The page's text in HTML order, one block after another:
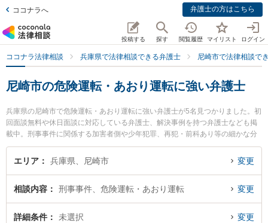
ココナラへ 弁護士の方はこちら
投稿する 探す 閲覧履歴 マイリスト ログイン
ココナラ法律相談 兵庫県で法律相談できる弁護士 尼崎市で法律相談で
尼崎市の危険運転・あおり運転に強い弁護士
兵庫県の尼崎市で危険運転・あおり運転に強い弁護士が5名見つかりました。初
回面談無料や休日面談に対応している弁護士、解決事例を持つ弁護士なども掲
載中。刑事事件に関係する加害者側や少年犯罪、再犯・前科あり等の細かな分
野での絞り込み検索もでき便利です。特にエイト法律事務所の西山 勝博弁護士
やかつら綜合法律事務所の桂 典之弁護士、清藤法律事務所の清藤 律司弁護士の
したい』『危険運転・あおり運転のトラブル解決の実績豊富な近くの弁護士を
検索したい』『初回相談無料で危険運転・あおり運転を法律相談できる尼崎市
内の弁護士に相談予約したい』などでお困りの相談者さんにおすすめです。
エリア 兵庫県、尼崎市 変更
相談内容 刑事事件、危険運転・あおり運転 変更
詳細条件 未選択 変更